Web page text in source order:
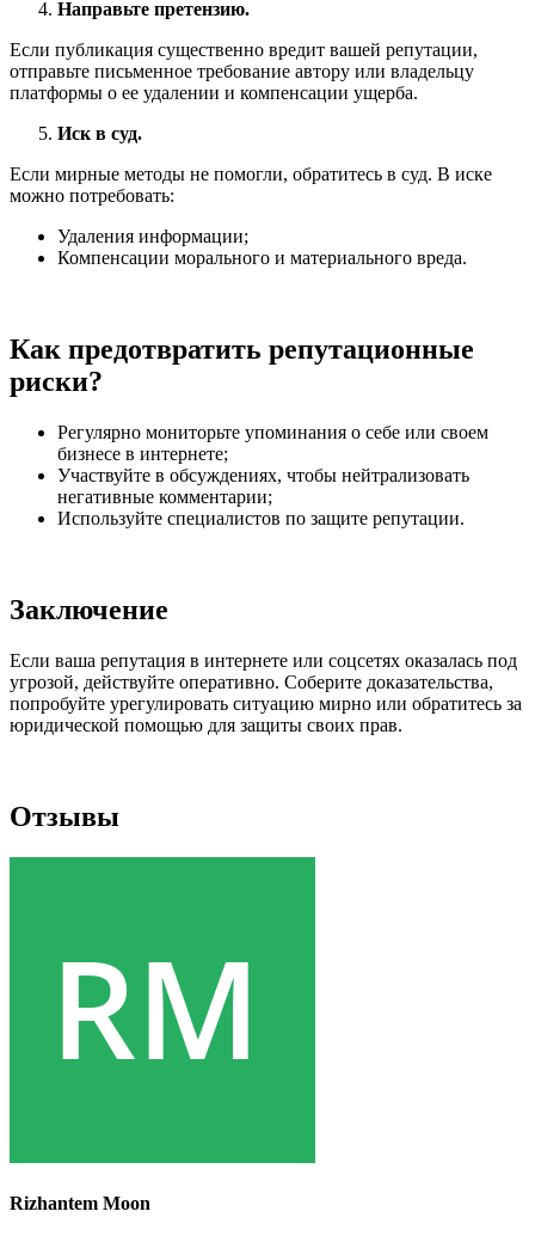
Направьте претензию.
Если публикация существенно вредит вашей репутации,
отправьте письменное требование автору или владельцу
платформы о ее удалении и компенсации ущерба.
Иск в суд.
Если мирные методы не помогли, обратитесь в суд. В иске
можно потребовать:
Удаления информации;
Компенсации морального и материального вреда.
Как предотвратить репутационные
риски?
Регулярно мониторьте упоминания о себе или своем
бизнесе в интернете;
Участвуйте в обсуждениях, чтобы нейтрализовать
негативные комментарии;
Используйте специалистов по защите репутации.
Заключение
Если ваша репутация в интернете или соцсетях оказалась под
угрозой, действуйте оперативно. Соберите доказательства,
попробуйте урегулировать ситуацию мирно или обратитесь за
юридической помощью для защиты своих прав.
Отзывы
Rizhantem Moon